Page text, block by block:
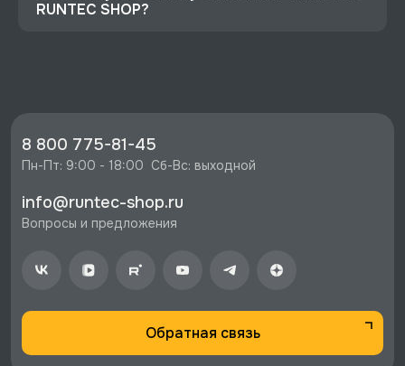
RUNTEC SHOP?
S3HE102525 со скидкой - 73 руб.
⚡️ Бесплатная доставка в Москве, Санкт-
стоимости заказа.
8 800 775-81-45
Пн-Пт: 9:00 - 18:00  Сб-Вс: выходной
info@runtec-shop.ru
Вопросы и предложения
Обратная связь